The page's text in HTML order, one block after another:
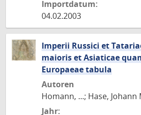
Importdatum:
04.02.2003
Imperii Russici et
maioris et Asiaticae
Europaeae tabula
Autoren
Homann, ...; Hase, Johann
Jahr: